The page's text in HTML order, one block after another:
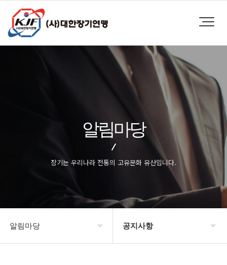
알림마당
장기는 우리나라 전통의 고유문화 유산입니다.
알림마당 공지사항